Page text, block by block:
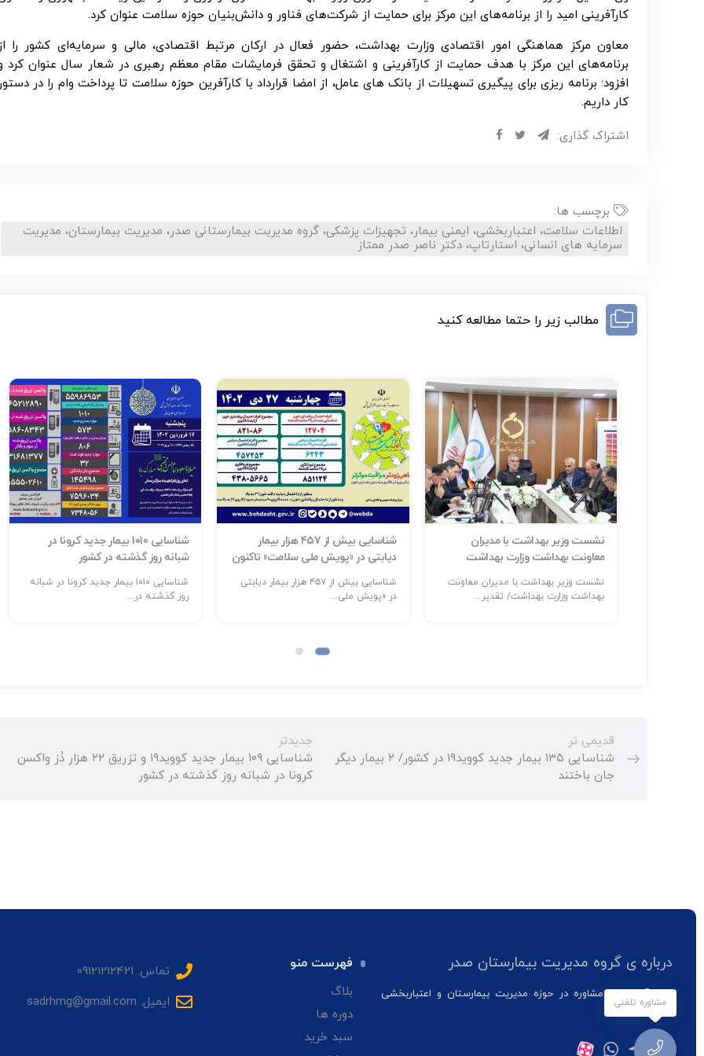
کارآفرینی امید را از برنامه‌های این مرکز برای حمایت از شرکت‌های فناور و دانش‌بنیان حوزه سلامت عنوان کرد.
معاون مرکز هماهنگی امور اقتصادی وزارت بهداشت، حضور فعال در ارکان مرتبط اقتصادی، مالی و سرمایه‌ای کشور را
برنامه‌های این مرکز با هدف حمایت از کارآفرینی و اشتغال و تحقق فرمایشات مقام معظم رهبری در شعار سال عنوان کرد
افزود: برنامه ریزی برای پیگیری تسهیلات از بانک های عامل، از امضا قرارداد با کارآفرین حوزه سلامت تا پرداخت وام را در
کار داریم.
اشتراک گذاری:
برچسب ها:
اطلاعات سلامت، اعتباربخشی، ایمنی بیمار، تجهیزات پزشکی، گروه مدیریت بیمارستانی صدر، مدیریت بیمارستان، مدیریت
سرمایه های انسانی، استارتاپ، دکتر ناصر صدر ممتاز
مطالب زیر را حتما مطالعه کنید
نشست وزیر بهداشت با مدیران
معاونت بهداشت وزارت بهداشت
نشست وزیر بهداشت با مدیران معاونت
بهداشت وزارت بهداشت/ تقدیر...
شناسایی بیش از ۴۵۷ هزار بیمار
دیابتی در «پویش ملی سلامت» تاکنون
شناسایی بیش از ۴۵۷ هزار بیمار دیابتی
در «پویش ملی...
شناسایی ۱۰۱۰ بیمار جدید کرونا در
شبانه روز گذشته در کشور
شناسایی ۱۰۱۰ بیمار جدید کرونا در شبانه
روز گذشته در...
قدیمی تر
شناسایی ۱۳۵ بیمار جدید کووید۱۹ در کشور/ ۲ بیمار دیگر
جان باختند
جدیدتر
شناسایی ۱۰۹ بیمار جدید کووید۱۹ و تزریق ۲۲ هزار دُز واکسن
کرونا در شبانه روز گذشته در کشور
درباره ی گروه مدیریت بیمارستان صدر
ارائه آموزش و مشاوره در حوزه مدیریت بیمارستان و اعتباربخشی
بیمارستان ها
فهرست منو
بلاگ
دوره ها
سبد خرید
تماس: 09121212421
ایمیل: sadrhmg@gmail.com
مشاوره تلفنی